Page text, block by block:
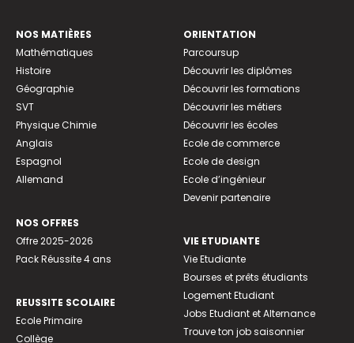
NOS MATIÈRES
Mathématiques
Histoire
Géographie
SVT
Physique Chimie
Anglais
Espagnol
Allemand
NOS OFFRES
Offre 2025-2026
Pack Réussite 4 ans
REUSSITE SCOLAIRE
Ecole Primaire
Collège
ORIENTATION
Parcoursup
Découvrir les diplômes
Découvrir les formations
Découvrir les métiers
Découvrir les écoles
Ecole de commerce
Ecole de design
Ecole d’ingénieur
Devenir partenaire
VIE ETUDIANTE
Vie Etudiante
Bourses et prêts étudiants
Logement Etudiant
Jobs Etudiant et Alternance
Trouve ton job saisonnier